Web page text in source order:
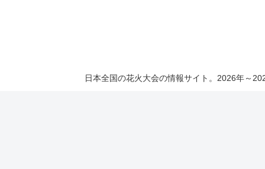
日本全国の花火大会の情報サイト。2026年～